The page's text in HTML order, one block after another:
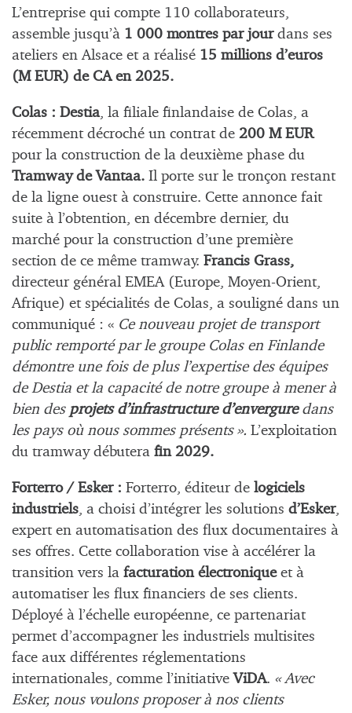
L’entreprise qui compte 110 collaborateurs,
assemble jusqu’à 1 000 montres par jourdans ses
ateliers en Alsace et a réalisé 15 millions d’euros
(M EUR) de CA en 2025.
Colas : Destia, la filiale finlandaise de Colas, a
récemment décroché un contrat de 200 M EUR
pour la construction de la deuxième phase du
Tramway de Vantaa. Il porte sur le tronçon restant
de la ligne ouest à construire. Cette annonce fait
suite à l’obtention, en décembre dernier, du
marché pour la construction d’une première
section de ce même tramway. Francis Grass,
directeur général EMEA (Europe, Moyen-Orient,
Afrique) et spécialités de Colas, a souligné dans un
communiqué : « Ce nouveau projet de transport
public remporté par le groupe Colas en Finlande
démontre une fois de plus l’expertise des équipes
de Destia et la capacité de notre groupe à mener à
bien des projets d’infrastructure d’enverguredans
les pays où nous sommes présents ». L’exploitation
du tramway débutera fin 2029.
Forterro / Esker : Forterro, éditeur de logiciels
industriels, a choisi d’intégrer les solutions d’Esker,
expert en automatisation des flux documentaires à
ses offres. Cette collaboration vise à accélérer la
transition vers la facturation électroniqueet à
automatiser les flux financiers de ses clients.
Déployé à l’échelle européenne, ce partenariat
permet d’accompagner les industriels multisites
face aux différentes réglementations
internationales, comme l’initiativeViDA. « Avec
Esker, nous voulons proposer à nos clients